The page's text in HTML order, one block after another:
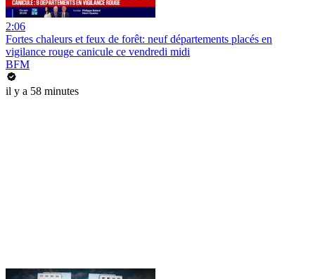
2:06
Fortes chaleurs et feux de forêt: neuf départements placés en
vigilance rouge canicule ce vendredi midi
BFM
il y a 58 minutes